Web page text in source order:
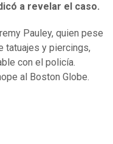
a revelar el caso.
Pauley, quien pese
tatuajes y piercings,
con el policía.
al Boston Globe.